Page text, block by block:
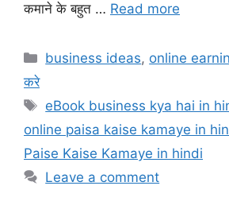
कमाने के बहुत … Read more
Categories
business ideas, online
करे
Tags
eBook business kya hai in
online paisa kaise kamaye in
Paise Kaise Kamaye in hindi
Leave a comment